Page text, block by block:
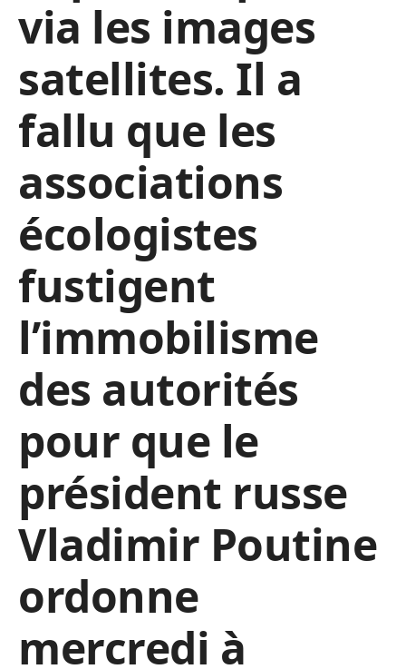
via les images
satellites. Il a
fallu que les
associations
écologistes
fustigent
l’immobilisme
des autorités
pour que le
président russe
Vladimir Poutine
ordonne
mercredi à